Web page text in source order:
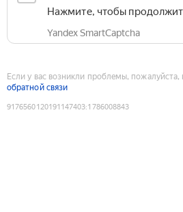
Нажмите, чтобы
Yandex SmartCaptcha
Если у вас возникли проблемы, пожалуйста,
обратной связи
9176560120191147403:1786008843